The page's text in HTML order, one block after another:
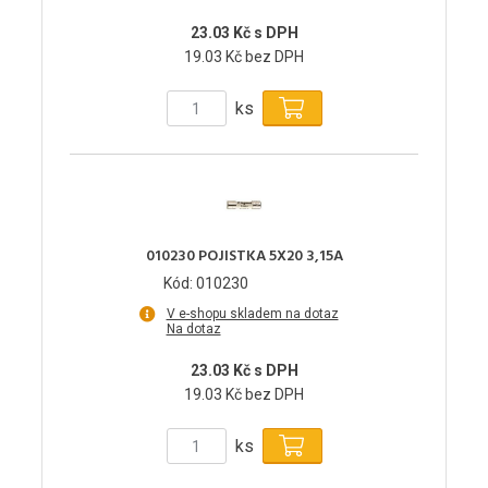
23.03 Kč s DPH
19.03 Kč bez DPH
ks
010230 POJISTKA 5X20 3,15A
Kód: 010230
V e-shopu skladem na dotaz
Na dotaz
23.03 Kč s DPH
19.03 Kč bez DPH
ks